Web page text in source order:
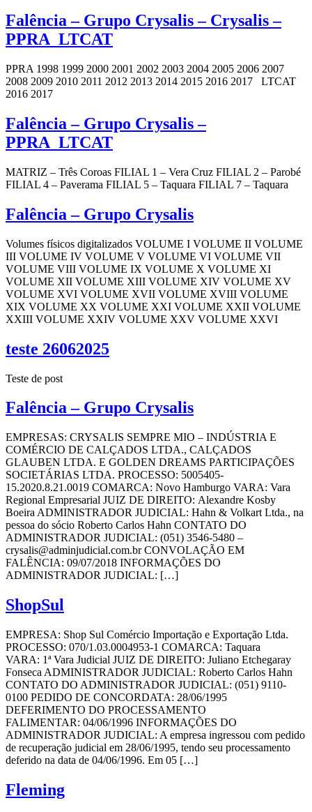
Falência – Grupo Crysalis – Crysalis –
PPRA_LTCAT
PPRA 1998 1999 2000 2001 2002 2003 2004 2005 2006 2007
2008 2009 2010 2011 2012 2013 2014 2015 2016 2017 LTCAT
2016 2017
Falência – Grupo Crysalis –
PPRA_LTCAT
MATRIZ – Três Coroas FILIAL 1 – Vera Cruz FILIAL 2 – Parobé
FILIAL 4 – Paverama FILIAL 5 – Taquara FILIAL 7 – Taquara
Falência – Grupo Crysalis
Volumes físicos digitalizados VOLUME I VOLUME II VOLUME
III VOLUME IV VOLUME V VOLUME VI VOLUME VII
VOLUME VIII VOLUME IX VOLUME X VOLUME XI
VOLUME XII VOLUME XIII VOLUME XIV VOLUME XV
VOLUME XVI VOLUME XVII VOLUME XVIII VOLUME
XIX VOLUME XX VOLUME XXI VOLUME XXII VOLUME
XXIII VOLUME XXIV VOLUME XXV VOLUME XXVI
teste 26062025
Teste de post
Falência – Grupo Crysalis
EMPRESAS: CRYSALIS SEMPRE MIO – INDÚSTRIA E
COMÉRCIO DE CALÇADOS LTDA., CALÇADOS
GLAUBEN LTDA. E GOLDEN DREAMS PARTICIPAÇÕES
SOCIETÁRIAS LTDA. PROCESSO: 5005405-
15.2020.8.21.0019 COMARCA: Novo Hamburgo VARA: Vara
Regional Empresarial JUIZ DE DIREITO: Alexandre Kosby
Boeira ADMINISTRADOR JUDICIAL: Hahn & Volkart Ltda., na
pessoa do sócio Roberto Carlos Hahn CONTATO DO
ADMINISTRADOR JUDICIAL: (051) 3546-5480 –
crysalis@adminjudicial.com.brCONVOLAÇÃO EM
FALÊNCIA: 09/07/2018 INFORMAÇÕES DO
ADMINISTRADOR JUDICIAL: […]
ShopSul
EMPRESA: Shop Sul Comércio Importação e Exportação Ltda.
PROCESSO: 070/1.03.0004953-1 COMARCA: Taquara
VARA: 1ª Vara Judicial JUIZ DE DIREITO: Juliano Etchegaray
Fonseca ADMINISTRADOR JUDICIAL: Roberto Carlos Hahn
CONTATO DO ADMINISTRADOR JUDICIAL: (051) 9110-
0100 PEDIDO DE CONCORDATA: 28/06/1995
DEFERIMENTO DO PROCESSAMENTO
FALIMENTAR: 04/06/1996 INFORMAÇÕES DO
ADMINISTRADOR JUDICIAL: A empresa ingressou com pedido
de recuperação judicial em 28/06/1995, tendo seu processamento
deferido na data de 04/06/1996. Em 05 […]
Fleming